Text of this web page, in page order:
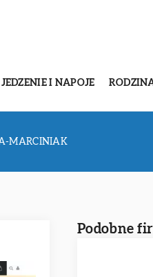
JEDZENIE I NAPOJE
MARCINIAK
Podobne